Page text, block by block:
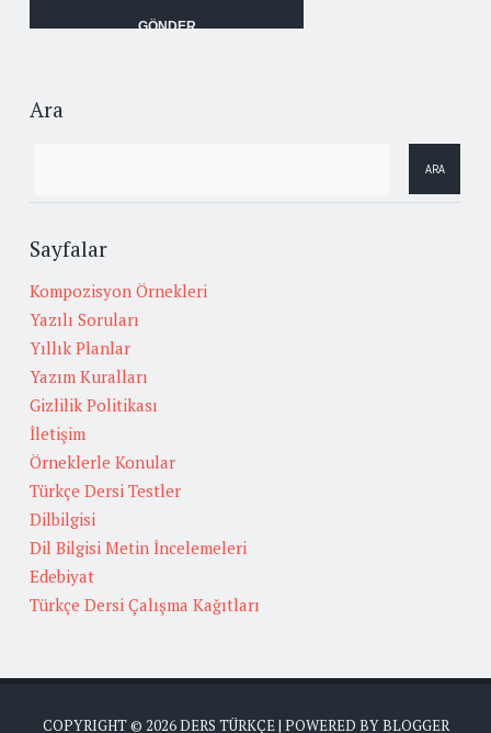
Ara
Sayfalar
Kompozisyon Örnekleri
Yazılı Soruları
Yıllık Planlar
Yazım Kuralları
Gizlilik Politikası
İletişim
Örneklerle Konular
Türkçe Dersi Testler
Dilbilgisi
Dil Bilgisi Metin İncelemeleri
Edebiyat
Türkçe Dersi Çalışma Kağıtları
COPYRIGHT © 2026DERS TÜRKÇE| POWERED BYBLOGGER